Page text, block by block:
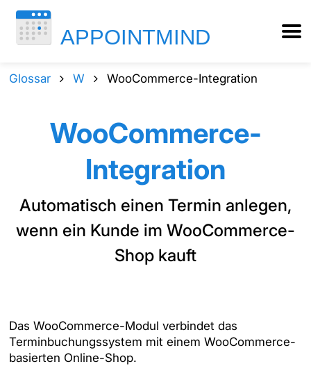
Glossar W WooCommerce-Integration
WooCommerce-
Integration
Automatisch einen Termin anlegen,
wenn ein Kunde im WooCommerce-
Shop kauft
Das WooCommerce-Modul verbindet das
Terminbuchungssystem mit einem WooCommerce-
basierten Online-Shop.